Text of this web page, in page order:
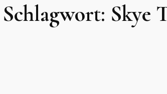
Schlagwort: Skye